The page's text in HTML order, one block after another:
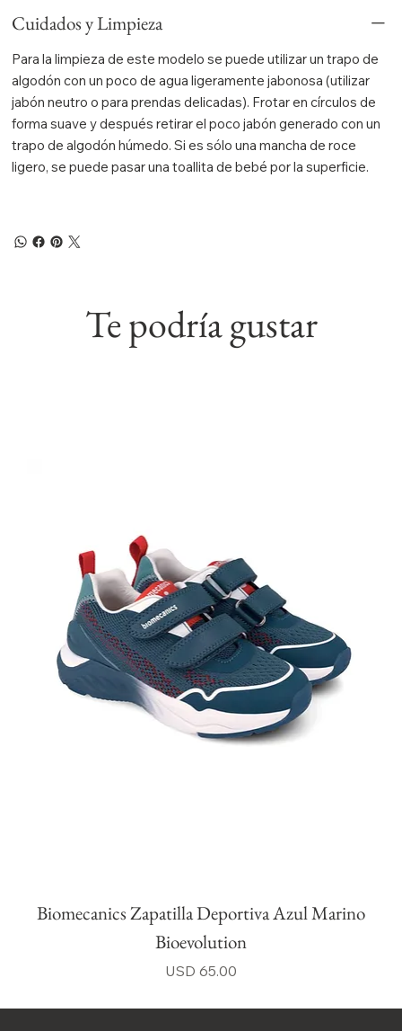
Cuidados y Limpieza
Para la limpieza de este modelo se puede utilizar un trapo de
algodón con un poco de agua ligeramente jabonosa (utilizar
jabón neutro o para prendas delicadas). Frotar en círculos de
forma suave y después retirar el poco jabón generado con un
trapo de algodón húmedo. Si es sólo una mancha de roce
ligero, se puede pasar una toallita de bebé por la superficie.
Te podría gustar
Biomecanics Zapatilla Deportiva Azul Marino
Bioevolution
Precio
USD 65.00